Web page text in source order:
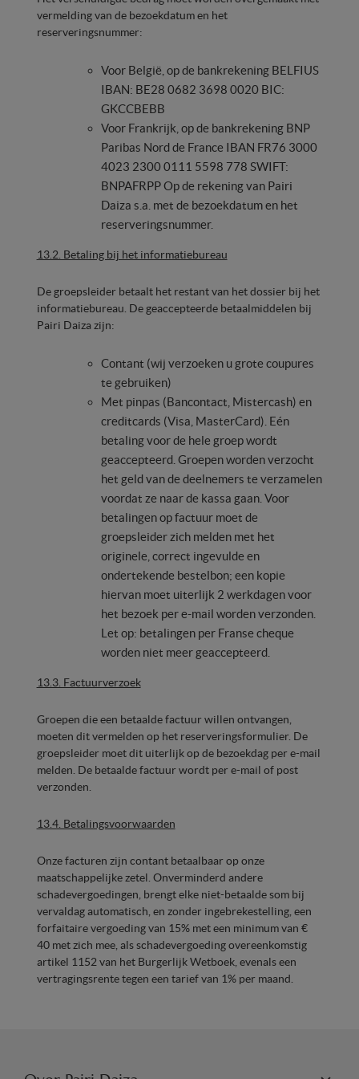
vermelding van de bezoekdatum en het
reserveringsnummer:
Voor België, op de bankrekening BELFIUS
IBAN: BE28 0682 3698 0020 BIC:
GKCCBEBB
Voor Frankrijk, op de bankrekening BNP
Paribas Nord de France IBAN FR76 3000
4023 2300 0111 5598 778 SWIFT:
BNPAFRPP Op de rekening van Pairi
Daiza s.a. met de bezoekdatum en het
reserveringsnummer.
13.2. Betaling bij het informatiebureau
De groepsleider betaalt het restant van het dossier bij het
informatiebureau. De geaccepteerde betaalmiddelen bij
Pairi Daiza zijn:
Contant (wij verzoeken u grote coupures
te gebruiken)
Met pinpas (Bancontact, Mistercash) en
creditcards (Visa, MasterCard). Eén
betaling voor de hele groep wordt
geaccepteerd. Groepen worden verzocht
het geld van de deelnemers te verzamelen
voordat ze naar de kassa gaan. Voor
betalingen op factuur moet de
groepsleider zich melden met het
originele, correct ingevulde en
ondertekende bestelbon; een kopie
hiervan moet uiterlijk 2 werkdagen voor
het bezoek per e-mail worden verzonden.
Let op: betalingen per Franse cheque
worden niet meer geaccepteerd.
13.3. Factuurverzoek
Groepen die een betaalde factuur willen ontvangen,
moeten dit vermelden op het reserveringsformulier. De
groepsleider moet dit uiterlijk op de bezoekdag per e-mail
melden. De betaalde factuur wordt per e-mail of post
verzonden.
13.4. Betalingsvoorwaarden
Onze facturen zijn contant betaalbaar op onze
maatschappelijke zetel. Onverminderd andere
schadevergoedingen, brengt elke niet-betaalde som bij
vervaldag automatisch, en zonder ingebrekestelling, een
forfaitaire vergoeding van 15% met een minimum van €
40 met zich mee, als schadevergoeding overeenkomstig
artikel 1152 van het Burgerlijk Wetboek, evenals een
vertragingsrente tegen een tarief van 1% per maand.